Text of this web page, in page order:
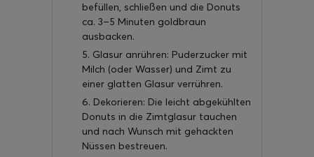
befüllen, schließen und die Donuts
ca. 3–5 Minuten goldbraun
ausbacken.
5. Glasur anrühren: Puderzucker mit
Milch (oder Wasser) und Zimt zu
einer glatten Glasur verrühren.
6. Dekorieren: Die leicht abgekühlten
Donuts in die Zimtglasur tauchen
und nach Wunsch mit gehackten
Nüssen bestreuen.